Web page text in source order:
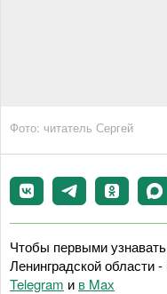
Фото: читатель Сергей
Чтобы первыми
Ленинградской области
Telegram и в Maх